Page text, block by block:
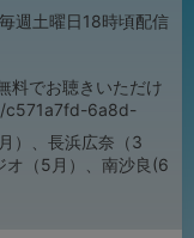
週土曜日18時頃配信
料でお聴きいただけ
c571a7fd-6a8d-
）、長浜広奈（3
オ（5月）、南沙良(6